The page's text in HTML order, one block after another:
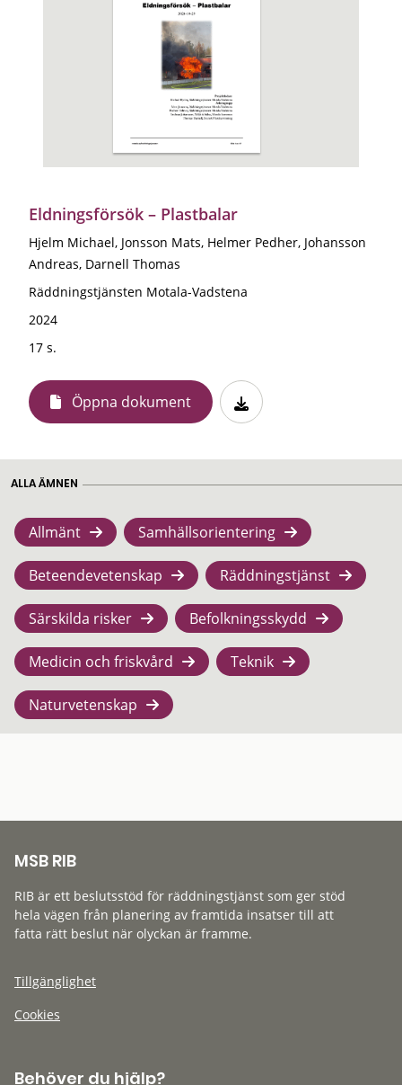
Eldningsförsök – Plastbalar
Hjelm Michael, Jonsson Mats, Helmer Pedher, Johansson
Andreas, Darnell Thomas
Räddningstjänsten Motala-Vadstena
2024
17 s.
Öppna dokument
ALLA ÄMNEN
Allmänt Samhällsorientering
Beteendevetenskap Räddningstjänst
Särskilda risker Befolkningsskydd
Medicin och friskvård Teknik
Naturvetenskap
MSB RIB
RIB är ett beslutsstöd för räddningstjänst som ger stöd
hela vägen från planering av framtida insatser till att
fatta rätt beslut när olyckan är framme.
Tillgänglighet
Cookies
Behöver du hjälp?